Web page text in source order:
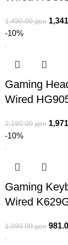
1,490.00ден
-10%
Gaming
Wired
2,190.00ден
-10%
Gaming
Wired
1,090.00ден